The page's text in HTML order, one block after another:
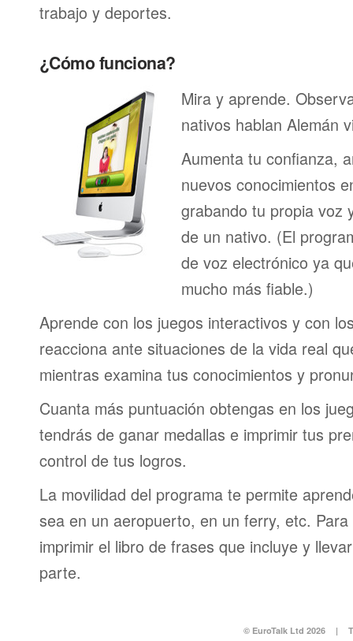
trabajo y deportes.
¿Cómo funciona?
Mira y aprende.
nativos hablan Alemán
Aumenta tu confianza,
nuevos conocimientos
grabando tu propia voz
de un nativo. (El
de voz electrónico ya
mucho más fiable.)
Aprende con los juegos interactivos y con
reacciona ante situaciones de la vida real
mientras examina tus conocimientos y
Cuanta más puntuación obtengas en los
tendrás de ganar medallas e imprimir tus
control de tus logros.
La movilidad del programa te permite
sea en un aeropuerto, en un ferry, etc.
imprimir el libro de frases que incluye y
parte.
© EuroTalk Ltd 2026 |